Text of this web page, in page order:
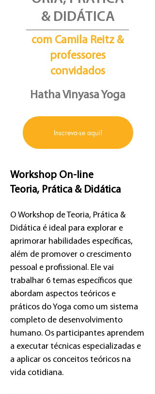
& DIDÁTICA
com Camila Reitz &
professores
convidados
Hatha Vinyasa Yoga
Inscreva-se aqui!
Workshop On-line
Teoria, Prática & Didática
O Workshop de Teoria, Prática &
Didática é ideal para explorar e
aprimorar habilidades específicas,
além de promover o crescimento
pessoal e profissional. Ele vai
trabalhar 6 temas específicos que
abordam aspectos teóricos e
práticos do Yoga como um sistema
completo de desenvolvimento
humano. Os participantes aprendem
a executar técnicas especializadas e
a aplicar os conceitos teóricos na
vida cotidiana.